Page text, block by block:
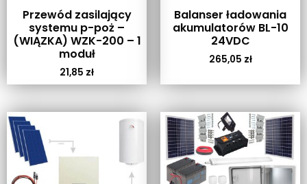
Przewód zasilający
systemu p-poż –
(WIĄZKA) WZK-200 – 1
moduł
21,85 zł
Balanser ładowania
akumulatorów BL-10
24VDC
265,05 zł